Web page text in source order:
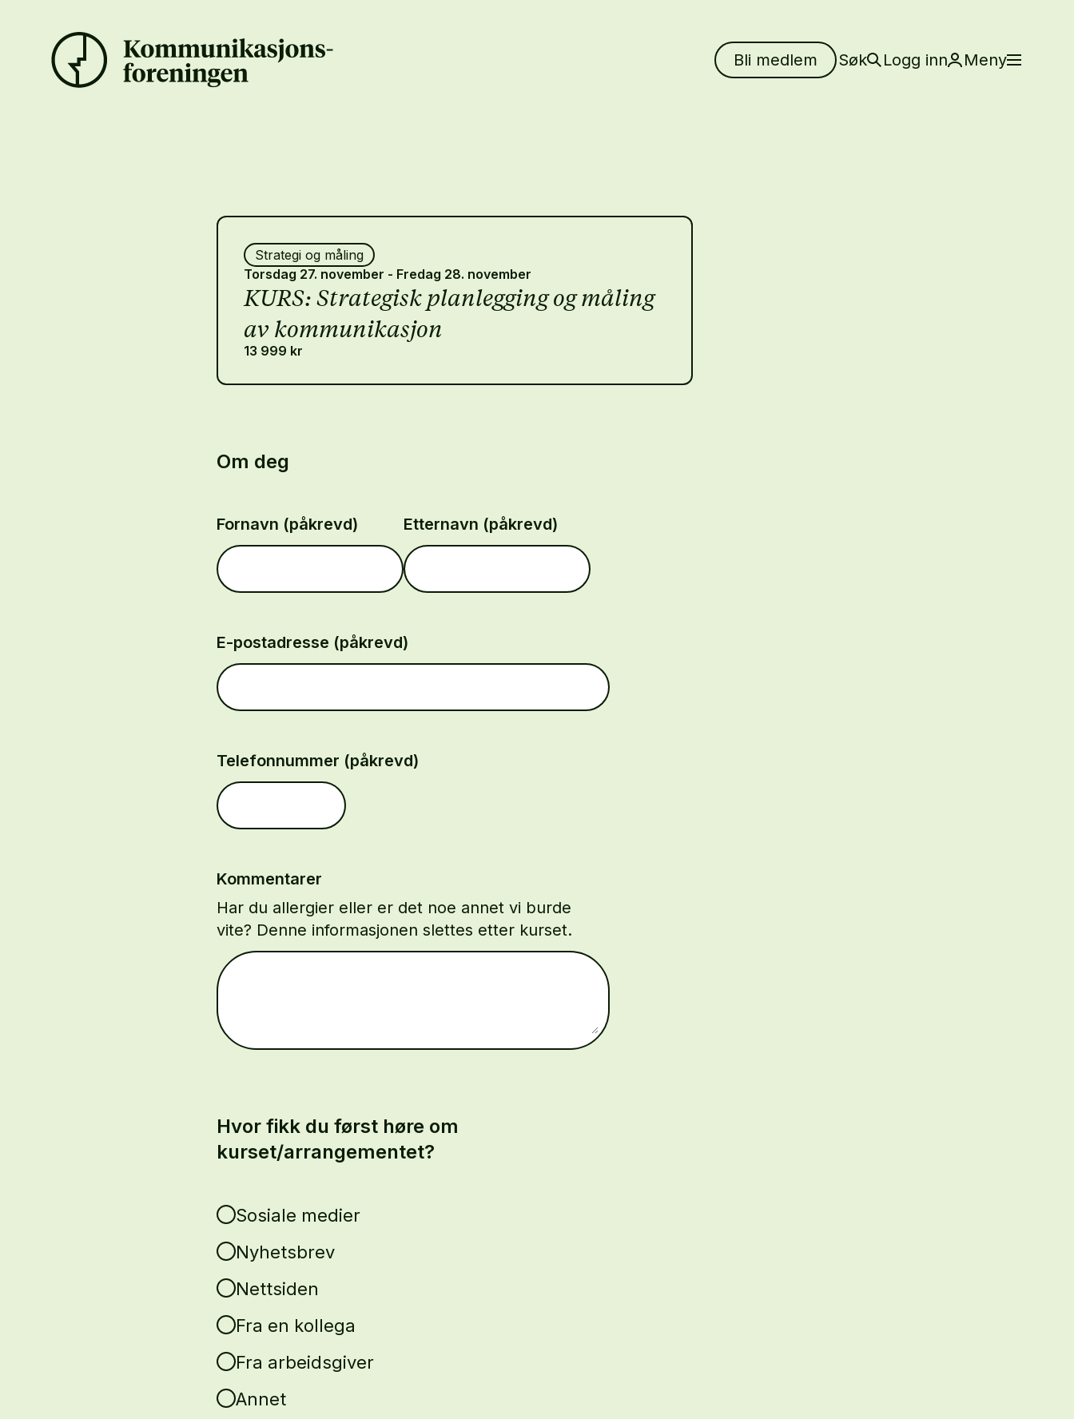
Bli medlem Søk Logg inn Meny
Strategi og måling
Torsdag 27. november - Fredag 28. november
KURS: Strategisk planlegging og måling
av kommunikasjon
13 999 kr
Om deg
Fornavn (påkrevd) Etternavn (påkrevd)
E-postadresse (påkrevd)
Telefonnummer (påkrevd)
Kommentarer
Har du allergier eller er det noe annet vi burde
vite? Denne informasjonen slettes etter kurset.
Hvor fikk du først høre om
kurset/arrangementet?
Sosiale medier
Nyhetsbrev
Nettsiden
Fra en kollega
Fra arbeidsgiver
Annet